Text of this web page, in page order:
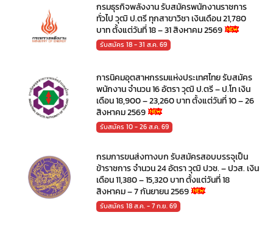
กรมธุรกิจพลังงาน รับสมัครพนักงานราชการ
ทั่วไป วุฒิ ป.ตรี ทุกสาขาวิชา เงินเดือน 21,780
บาท ตั้งแต่วันที่ 18 – 31 สิงหาคม 2569
รับสมัคร 18 - 31 ส.ค. 69
การนิคมอุตสาหกรรมแห่งประเทศไทย รับสมัคร
พนักงาน จำนวน 16 อัตรา วุฒิ ป.ตรี – ป.โท เงิน
เดือน 18,900 – 23,260 บาท ตั้งแต่วันที่ 10 – 26
สิงหาคม 2569
รับสมัคร 10 - 26 ส.ค. 69
กรมการขนส่งทางบก รับสมัครสอบบรรจุเป็น
ข้าราชการ จำนวน 24 อัตรา วุฒิ ปวช. – ปวส. เงิน
เดือน 11,380 – 15,320 บาท ตั้งแต่วันที่ 18
สิงหาคม – 7 กันยายน 2569
รับสมัคร 18 ส.ค. - 7 ก.ย. 69